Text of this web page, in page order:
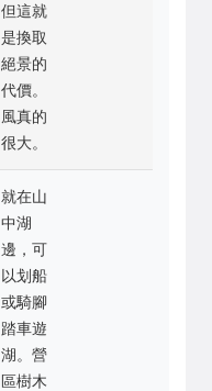
但這就
是換取
絕景的
代價。
風真的
很大。
就在山
中湖
邊，可
以划船
或騎腳
踏車遊
湖。營
區樹木